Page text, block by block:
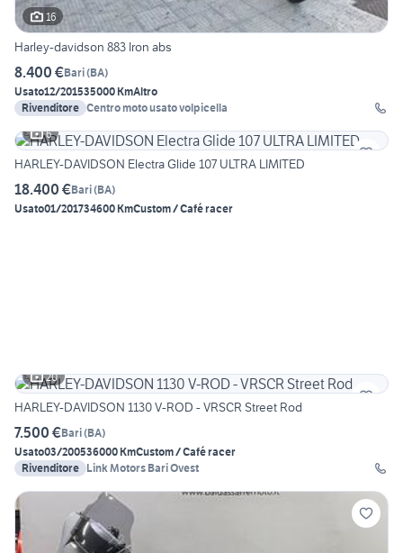
16
Harley-davidson 883 Iron abs
8.400 €Bari(BA)
Usato12/201535000 KmAltro
Rivenditore Centro moto usato volpicella
6
HARLEY-DAVIDSON Electra Glide 107 ULTRA LIMITED
18.400 €Bari(BA)
Usato01/201734600 KmCustom / Café racer
20
HARLEY-DAVIDSON 1130 V-ROD - VRSCR Street Rod
7.500 €Bari(BA)
Usato03/200536000 KmCustom / Café racer
Rivenditore Link Motors Bari Ovest